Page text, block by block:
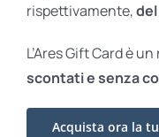
rispettivamente,
L’Ares Gift Card è
scontati esenza
Acquista ora la